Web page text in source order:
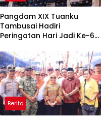
Pangdam XIX Tuanku
Tambusai Hadiri
Peringatan Hari Jadi Ke-69
Berita